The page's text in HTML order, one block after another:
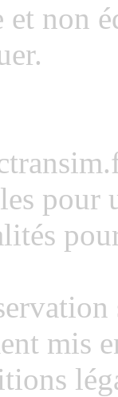
et non
pour
mis